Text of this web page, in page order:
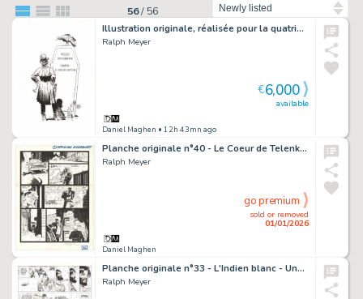
56/ 56
Illustration originale, réalisée pour la quatrième de couverture de la série en 2014 - Undertaker
Ralph Meyer
Daniel Maghen • 12h 43mn ago
available
€6,000
Planche originale n°40 - Le Coeur de Telenko - Berceuse assassine
Ralph Meyer
Daniel Maghen
sold or removed
01/01/2026
go premium
Planche originale n°33 - L'Indien blanc - Undertaker
Ralph Meyer